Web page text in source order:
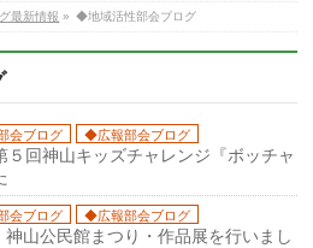
最新情報 » ◆地域活性部会ブログ
会ブログ ◆広報部会ブログ
５回神山キッズチャレンジ『ボッチャ
会ブログ ◆広報部会ブログ
山公民館まつり・作品展を行いまし